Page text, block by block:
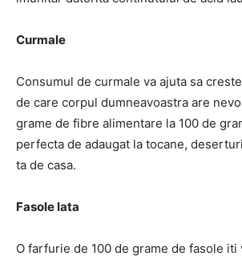
Curmale
Consumul de curmale va ajuta sa
de care corpul dumneavoastra are
grame de fibre alimentare la 100 de
perfecta de adaugat la tocane,
ta de casa.
Fasole lata
O farfurie de 100 de grame de fasole iti